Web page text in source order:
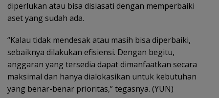
diperlukan atau bisa disiasati dengan memperbaiki
aset yang sudah ada.
“Kalau tidak mendesak atau masih bisa diperbaiki,
sebaiknya dilakukan efisiensi. Dengan begitu,
anggaran yang tersedia dapat dimanfaatkan secara
maksimal dan hanya dialokasikan untuk kebutuhan
yang benar-benar prioritas,” tegasnya. (YUN)